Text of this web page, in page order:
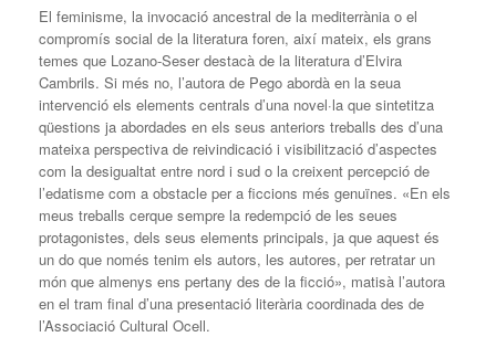
El feminisme, la invocació ancestral de la mediterrània o el
compromís social de la literatura foren, així mateix, els grans
temes que Lozano-Seser destacà de la literatura d’Elvira
Cambrils. Si més no, l’autora de Pego abordà en la seua
intervenció els elements centrals d’una novel·la que sintetitza
qüestions ja abordades en els seus anteriors treballs des d’una
mateixa perspectiva de reivindicació i visibilització d’aspectes
com la desigualtat entre nord i sud o la creixent percepció de
l’edatisme com a obstacle per a ficcions més genuïnes. «En els
meus treballs cerque sempre la redempció de les seues
protagonistes, dels seus elements principals, ja que aquest és
un do que només tenim els autors, les autores, per retratar un
món que almenys ens pertany des de la ficció», matisà l’autora
en el tram final d’una presentació literària coordinada des de
l’Associació Cultural Ocell.